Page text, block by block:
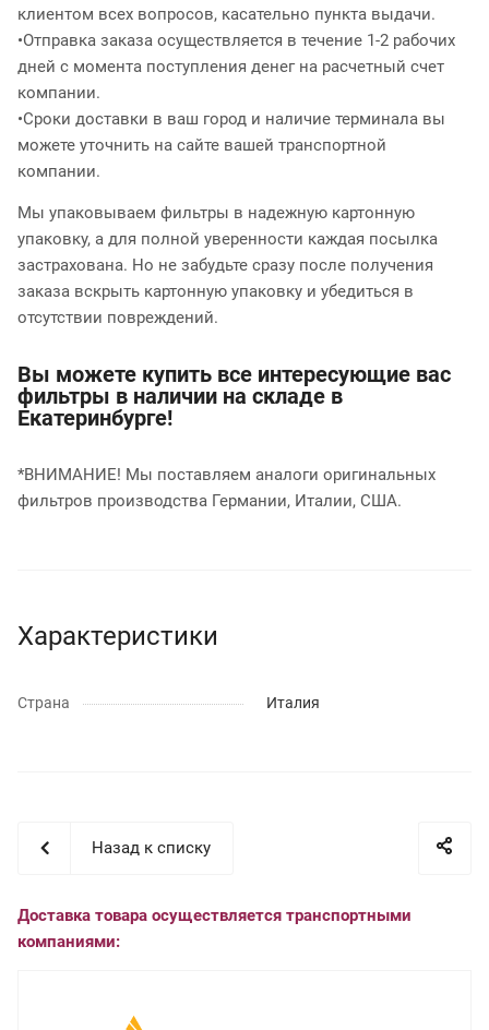
клиентом всех вопросов, касательно пункта выдачи.
•Отправка заказа осуществляется в течение 1-2 рабочих
дней с момента поступления денег на расчетный счет
компании.
•Сроки доставки в ваш город и наличие терминала вы
можете уточнить на сайте вашей транспортной
компании.
Мы упаковываем фильтры в надежную картонную
упаковку, а для полной уверенности каждая посылка
застрахована. Но не забудьте сразу после получения
заказа вскрыть картонную упаковку и убедиться в
отсутствии повреждений.
Вы можете купить все интересующие вас
фильтры в наличии на складе в
Екатеринбурге!
*ВНИМАНИЕ! Мы поставляем аналоги оригинальных
фильтров производства Германии, Италии, США.
Характеристики
Страна Италия
Назад к списку
Доставка товара осуществляется транспортными
компаниями: